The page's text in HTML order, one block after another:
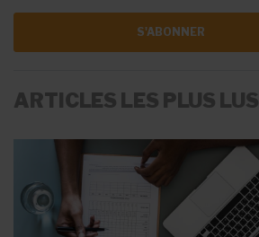
S'ABONNER
ARTICLES LES PLUS LUS